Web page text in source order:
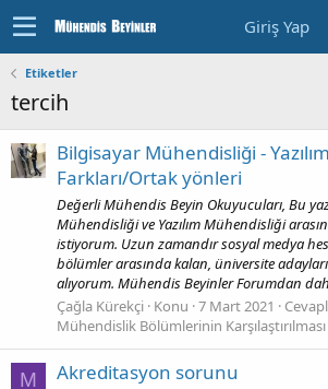
Giriş Yap
Etiketler
tercih
Bilgisayar Mühendisliği -
Farkları/Ortak yönleri
Değerli Mühendis Beyin Okuyucuları, Bu
Mühendisliği ve Yazılım Mühendisliği
istiyorum. Uzun zamandır sosyal medya
bölümler arasında kalan, üniversite
alıyorum. Mühendis Beyinler Forumdan
Çağla Kürekçi Konu 7 Mart 2021
Mühendislik Bölümlerinin Karşılaştırılması
M Akreditasyon sorunu